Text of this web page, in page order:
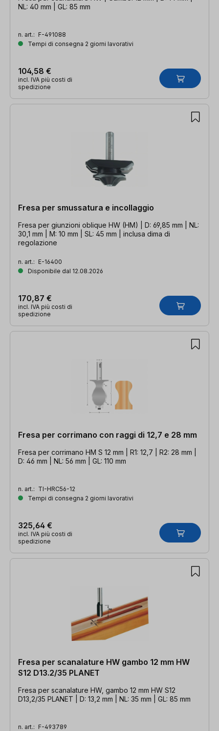
NL: 40 mm | GL: 85 mm
n. art.: F-491088
Tempi di consegna 2 giorni lavorativi
104,58 €
incl. IVA più costi di
spedizione
Fresa per smussatura e incollaggio
Fresa per giunzioni oblique HW (HM) | D: 69,85 mm | NL:
30,1 mm | M: 10 mm | SL: 45 mm | inclusa dima di
regolazione
n. art.: E-16400
Disponibile dal 12.08.2026
170,87 €
incl. IVA più costi di
spedizione
Fresa per corrimano con raggi di 12,7 e 28 mm
Fresa per corrimano HM S 12 mm | R1: 12,7 | R2: 28 mm |
D: 46 mm | NL: 56 mm | GL: 110 mm
n. art.: TI-HRC56-12
Tempi di consegna 2 giorni lavorativi
325,64 €
incl. IVA più costi di
spedizione
Fresa per scanalature HW gambo 12 mm HW
S12 D13.2/35 PLANET
Fresa per scanalature HW, gambo 12 mm HW S12
D13,2/35 PLANET | D: 13,2 mm | NL: 35 mm | GL: 85 mm
n. art.: F-493789